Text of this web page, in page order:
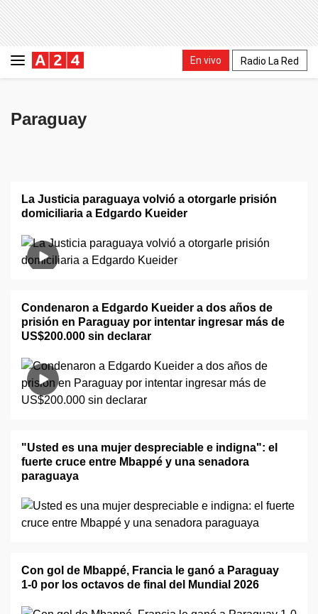
En vivo Radio La Red
Paraguay
La Justicia paraguaya volvió a otorgarle prisión
domiciliaria a Edgardo Kueider
Condenaron a Edgardo Kueider a dos años de
prisión en Paraguay por intentar ingresar más de
US$200.000 sin declarar
"Usted es una mujer despreciable e indigna": el
fuerte cruce entre Mbappé y una senadora
paraguaya
Con gol de Mbappé, Francia le ganó a Paraguay
1-0 por los octavos de final del Mundial 2026